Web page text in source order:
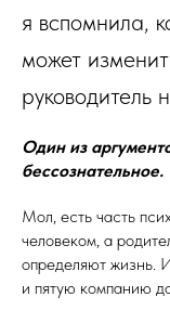
я вспомнила,
может
руководитель
Один из
бессознательное.
Мол, есть часть
человеком, а
определяют жизнь.
и пятую компанию